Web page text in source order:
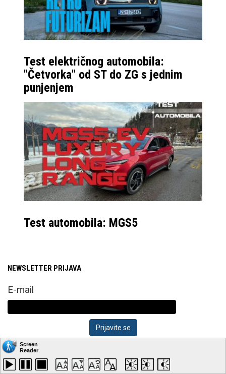
Test električnog automobila:
"Četvorka" od ST do ZG s jednim
punjenjem
Test automobila: MGS5
NEWSLETTER PRIJAVA
E-mail
Kako izgleda naš posljednji newsletter pogledajte